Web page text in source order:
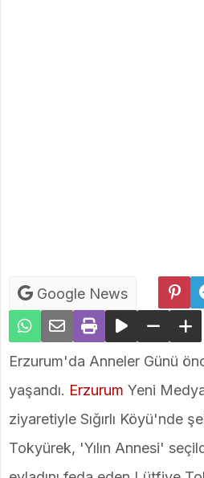
Google News
Erzurum'da Anneler Günü
yaşandı. Erzurum Yeni
ziyaretiyle Sığırlı Köyü'nde
Tokyürek, 'Yılın Annesi'